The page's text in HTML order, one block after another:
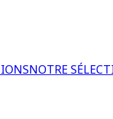
NOTRE